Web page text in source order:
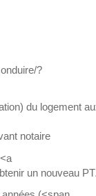
?
du logement
notaire
un nouveau